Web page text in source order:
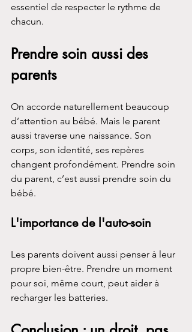
essentiel de respecter le rythme de
chacun.
Prendre soin aussi des
parents
On accorde naturellement beaucoup
d’attention au bébé. Mais le parent
aussi traverse une naissance. Son
corps, son identité, ses repères
changent profondément. Prendre soin
du parent, c’est aussi prendre soin du
bébé.
L'importance de l'auto-soin
Les parents doivent aussi penser à leur
propre bien-être. Prendre un moment
pour soi, même court, peut aider à
recharger les batteries.